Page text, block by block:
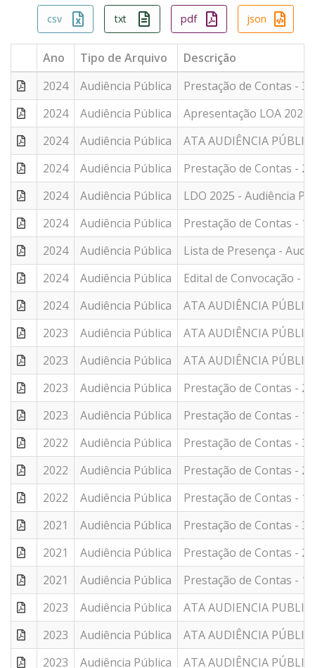
csv txt pdf json
Ano Tipo de Arquivo
Descrição
2024
Audiência Pública
Prestação de Contas -
2024
Audiência Pública
Apresentação LOA 2025
2024
Audiência Pública
ATA AUDIÊNCIA
2024
Audiência Pública
Prestação de Contas -
2024
Audiência Pública
LDO 2025 - Audiência
2024
Audiência Pública
Prestação de Contas -
2024
Audiência Pública
Lista de Presença -
2024
Audiência Pública
Edital de Convocação -
2024
Audiência Pública
ATA AUDIÊNCIA
2023
Audiência Pública
ATA AUDIÊNCIA
2023
Audiência Pública
ATA AUDIÊNCIA
2023
Audiência Pública
Prestação de Contas -
2023
Audiência Pública
Prestação de Contas -
2022
Audiência Pública
Prestação de Contas -
2022
Audiência Pública
Prestação de Contas -
2022
Audiência Pública
Prestação de Contas -
2021
Audiência Pública
Prestação de Contas -
2021
Audiência Pública
Prestação de Contas -
2021
Audiência Pública
Prestação de Contas -
2023
Audiência Pública
ATA AUDIENCIA
2023
Audiência Pública
ATA AUDIÊNCIA
2023
Audiência Pública
ATA AUDIÊNCIA